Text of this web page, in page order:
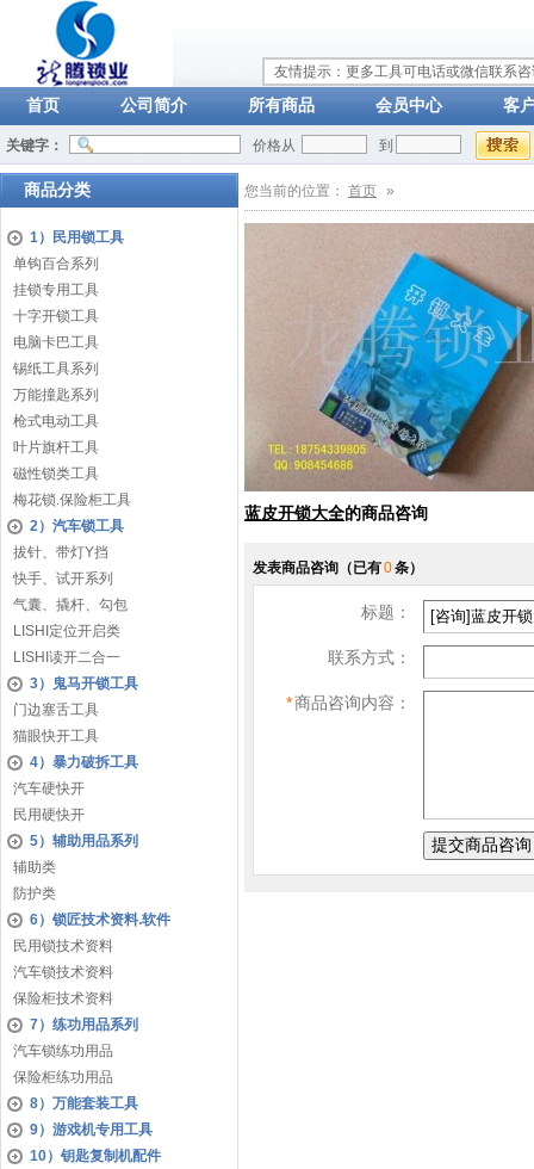
友情提示：更多工具可电话或微信联系
首页 公司简介 所有商品 会员中心 客
关键字： 价格从 到
商品分类
1）民用锁工具
单钩百合系列
挂锁专用工具
十字开锁工具
电脑卡巴工具
锡纸工具系列
万能撞匙系列
枪式电动工具
叶片旗杆工具
磁性锁类工具
梅花锁.保险柜工具
2）汽车锁工具
拔针、带灯Y挡
快手、试开系列
气囊、撬杆、勾包
LISHI定位开启类
LISHI读开二合一
3）鬼马开锁工具
门边塞舌工具
猫眼快开工具
4）暴力破拆工具
汽车硬快开
民用硬快开
5）辅助用品系列
辅助类
防护类
6）锁匠技术资料.软件
民用锁技术资料
汽车锁技术资料
保险柜技术资料
7）练功用品系列
汽车锁练功用品
保险柜练功用品
8）万能套装工具
9）游戏机专用工具
10）钥匙复制机配件
您当前的位置： 首页 »
蓝皮开锁大全的商品咨询
发表商品咨询 （已有0条）
标题：
联系方式：
*商品咨询内容：